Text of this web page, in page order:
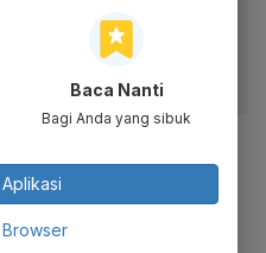
mobile Katadata.
Baca Nanti
Bagi Anda yang sibuk